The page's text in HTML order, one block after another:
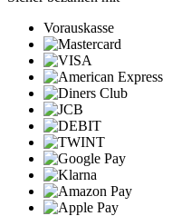
Vorauskasse